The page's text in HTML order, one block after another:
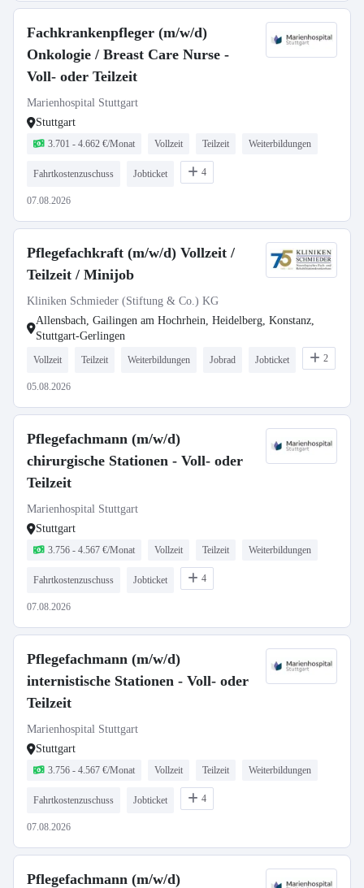
Fachkrankenpfleger (m/w/d)
Onkologie / Breast Care Nurse -
Voll- oder Teilzeit
Marienhospital Stuttgart
Stuttgart
3.701 - 4.662 €/Monat Vollzeit Teilzeit Weiterbildungen
Fahrtkostenzuschuss Jobticket 4
07.08.2026
Pflegefachkraft (m/w/d) Vollzeit /
Teilzeit / Minijob
Kliniken Schmieder (Stiftung & Co.) KG
Allensbach, Gailingen am Hochrhein, Heidelberg, Konstanz,
Stuttgart-Gerlingen
Vollzeit Teilzeit Weiterbildungen Jobrad Jobticket 2
05.08.2026
Pflegefachmann (m/w/d)
chirurgische Stationen - Voll- oder
Teilzeit
Marienhospital Stuttgart
Stuttgart
3.756 - 4.567 €/Monat Vollzeit Teilzeit Weiterbildungen
Fahrtkostenzuschuss Jobticket 4
07.08.2026
Pflegefachmann (m/w/d)
internistische Stationen - Voll- oder
Teilzeit
Marienhospital Stuttgart
Stuttgart
3.756 - 4.567 €/Monat Vollzeit Teilzeit Weiterbildungen
Fahrtkostenzuschuss Jobticket 4
07.08.2026
Pflegefachmann (m/w/d)